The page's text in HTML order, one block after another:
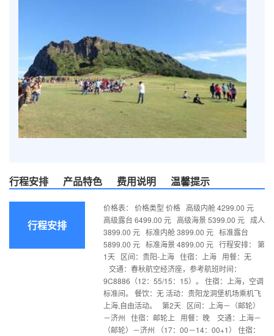
行程安排 产品特色 费用说明 温馨提示
行程安排
价格表： 价格类型 价格 高级内舱 4299.00 元
高级露台 6499.00 元 高级海景 5399.00 元 成人
3899.00 元 标准内舱 3899.00 元 标准露台
5899.00 元 标准海景 4899.00 元 行程安排： 第
1天 区间：贵阳-上海 住宿：上海 用餐：无
交通：春秋航空经济座，参考航班时间：
9C8886（12：55/15：15）。 住宿：上海，空调
标准间。 餐饮：无 活动：贵阳龙洞堡机场乘机飞
上海,自由活动。 第2天 区间：上海－（邮轮）
－济州 住宿：邮轮上 用餐：晚 交通：上海－
（邮轮）－济州 （17：00－14：00+1） 住宿：